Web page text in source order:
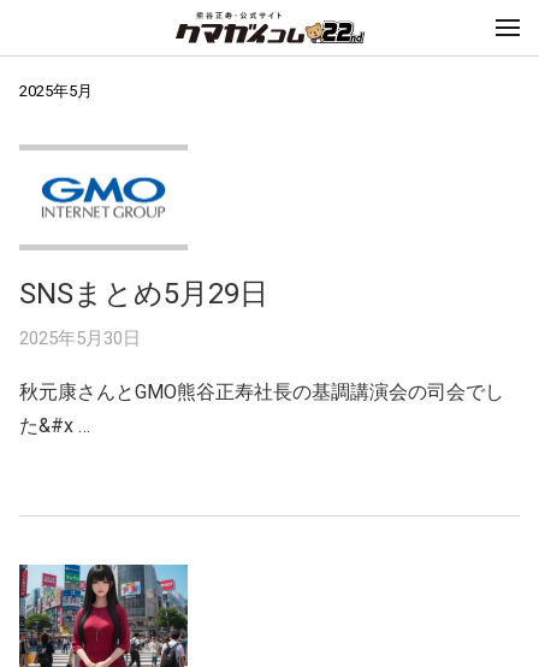
2025年5月
SNSまとめ5月29日
2025年5月30日
秋元康さんとGMO熊谷正寿社長の基調講演会の司会でし
た&#x …